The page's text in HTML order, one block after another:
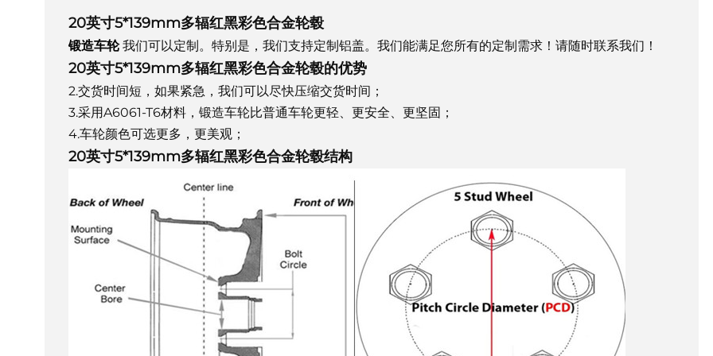
20英寸5*139mm多辐红黑彩色合金轮毂
锻造车轮我们可以定制。特别是，我们支持定制铝盖。我们能满足您所有的定制需求！请随时联系我们！
20英寸5*139mm多辐红黑彩色合金轮毂的优势
2.交货时间短，如果紧急，我们可以尽快压缩交货时间；
3.采用A6061-T6材料，锻造车轮比普通车轮更轻、更安全、更坚固；
4.车轮颜色可选更多，更美观；
20英寸5*139mm多辐红黑彩色合金轮毂结构